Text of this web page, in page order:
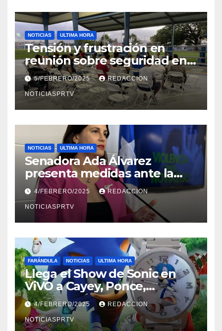
NOTICIAS ULTIMA HORA
Tensión y frustración en
reunión sobre seguridad en
Reparto Metropolitano
5/FEBRERO/2025 REDACCION
NOTICIASPRTV
NOTICIAS ULTIMA HORA
Senadora Ada Álvarez
presenta medidas ante la
violencia en el noviazgo
4/FEBRERO/2025 REDACCION
NOTICIASPRTV
FARÁNDULA NOTICIAS ULTIMA HORA
Llega el Show de Sonic en
ViVO a Cayey, Ponce,
Barceloneta y Humacao,
Relojes gratis para el que
compre ahora….
4/FEBRERO/2025 REDACCION
NOTICIASPRTV